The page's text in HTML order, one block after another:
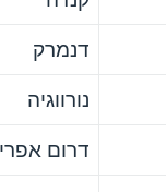
דנמרק
נורווגיה
דרום